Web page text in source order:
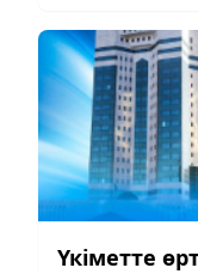
Үкіметте өрт қауіпсіздігі